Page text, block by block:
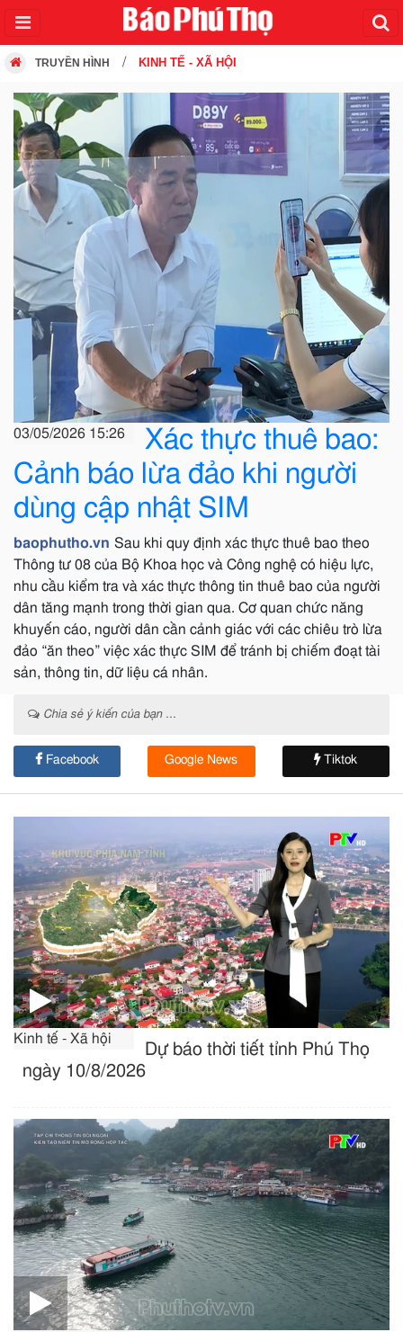
TRUYỀN HÌNH KINH TẾ - XÃ HỘI
03/05/2026 15:26
Xác thực thuê bao:
Cảnh báo lừa đảo khi người
dùng cập nhật SIM
baophutho.vn Sau khi quy định xác thực thuê bao theo
Thông tư 08 của Bộ Khoa học và Công nghệ có hiệu lực,
nhu cầu kiểm tra và xác thực thông tin thuê bao của người
dân tăng mạnh trong thời gian qua. Cơ quan chức năng
khuyến cáo, người dân cần cảnh giác với các chiêu trò lừa
đảo “ăn theo” việc xác thực SIM để tránh bị chiếm đoạt tài
sản, thông tin, dữ liệu cá nhân.
Chia sẻ ý kiến của bạn ...
Facebook Google News Tiktok
Kinh tế - Xã hội
Dự báo thời tiết tỉnh Phú Thọ
ngày 10/8/2026